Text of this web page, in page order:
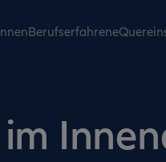
Berufserfahrene